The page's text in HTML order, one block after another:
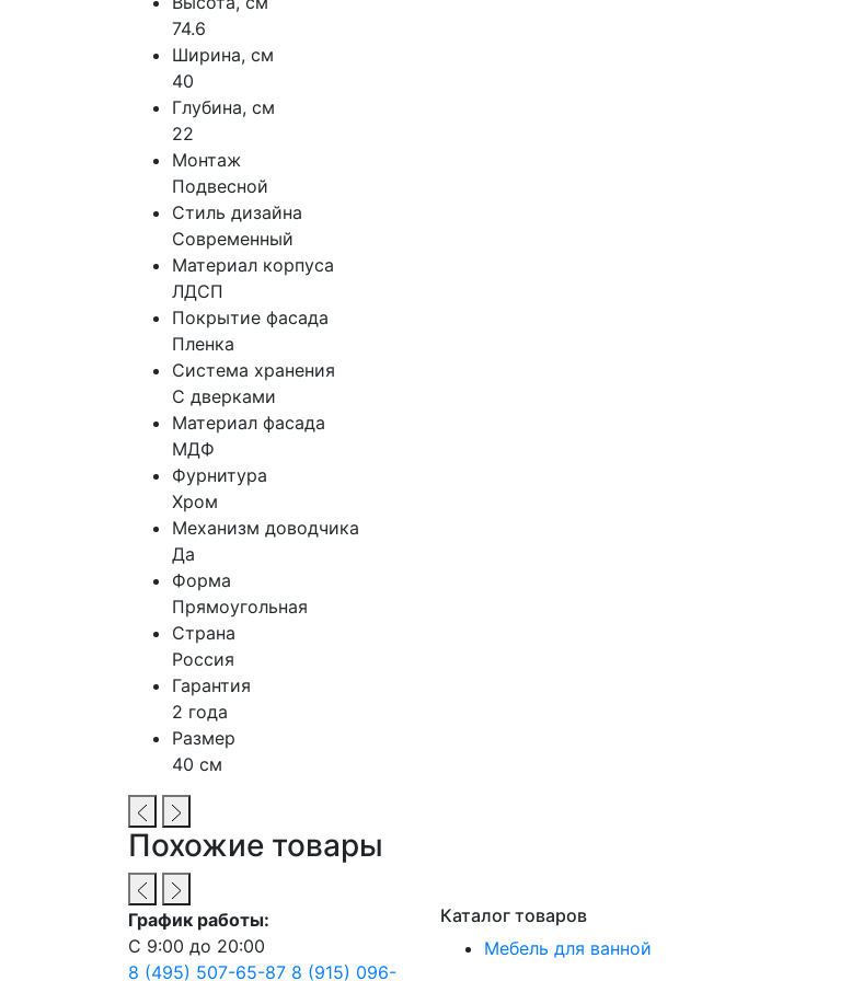
74.6
Ширина, см
40
Глубина, см
22
Монтаж
Подвесной
Стиль дизайна
Современный
Материал корпуса
ЛДСП
Покрытие фасада
Пленка
Система хранения
С дверками
Материал фасада
МДФ
Фурнитура
Хром
Механизм доводчика
Да
Форма
Прямоугольная
Страна
Россия
Гарантия
2 года
Размер
40 см
Похожие товары
График работы:
С 9:00 до 20:00
8 (495) 507-65-87 8 (915) 096-
Каталог товаров
Мебель для ванной